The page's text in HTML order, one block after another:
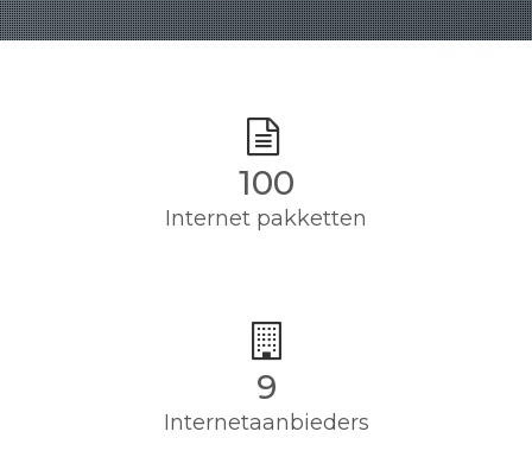
100
Internet pakketten
9
Internetaanbieders